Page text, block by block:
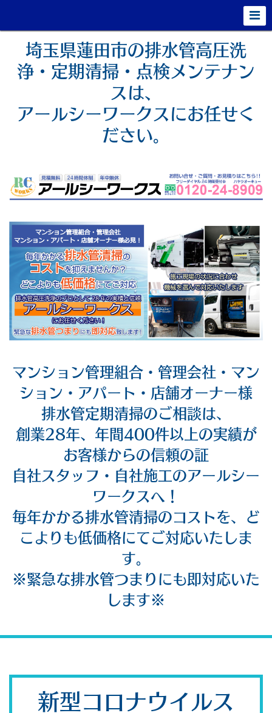
埼玉県蓮田市の排水管高圧洗
浄・定期清掃・点検メンテナン
スは、
アールシーワークスにお任せく
ださい。
マンション管理組合・管理会社・マン
ション・アパート・店舗オーナー様
排水管定期清掃のご相談は、
創業28年、年間400件以上の実績が
お客様からの信頼の証
自社スタッフ・自社施工のアールシー
ワークスへ！
毎年かかる排水管清掃のコストを、ど
こよりも低価格にてご対応いたしま
す。
※緊急な排水管つまりにも即対応いた
します※
新型コロナウイルス